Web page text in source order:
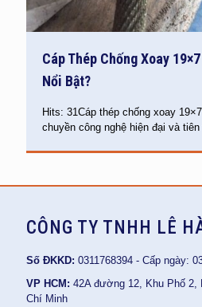
Cáp Thép Chống Xoay
Nổi Bật?
Hits: 31Cáp thép chống xoay
chuyền công nghệ hiện đại và
CÔNG TY TNHH LÊ
Số ĐKKD: 0311768394 - Cấp ngày:
VP HCM: 42A đường 12, Khu Phố
Chí Minh